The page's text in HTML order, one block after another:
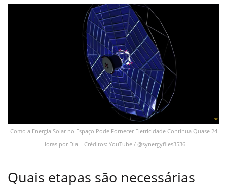
Como a Energia Solar no Espaço Pode Fornecer Eletricidade Contínua Quase 24
Horas por Dia – Créditos: YouTube / @synergyfiles3536
Quais etapas são necessárias